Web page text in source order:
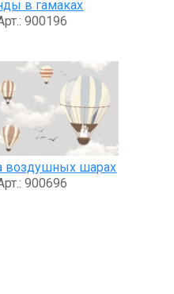
в гамаках
900196
воздушных шарах
900696